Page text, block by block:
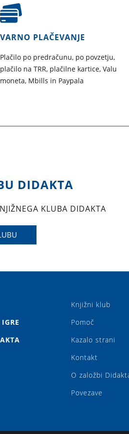
VARNO PLAČEVANJE
Plačilo po predračunu, po povzetju,
plačilo na TRR, plačilne kartice, Valu
moneta, Mbills in Paypala
DIDAKTA
KLUBA DIDAKTA
Knjižni klub
Pomoč
Kazalo strani
Kontakt
O založbi
Povezave